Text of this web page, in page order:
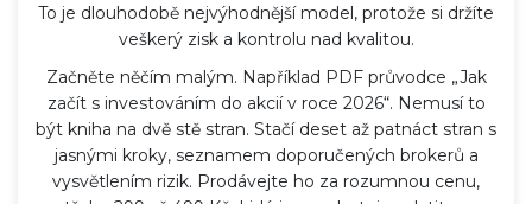
To je dlouhodobě nejvýhodnější model, protože si držíte
veškerý zisk a kontrolu nad kvalitou.
Začněte něčím malým. Například PDF průvodce „Jak
začít s investováním do akcií v roce 2026“. Nemusí to
být kniha na dvě stě stran. Stačí deset až patnáct stran s
jasnými kroky, seznamem doporučených brokerů a
vysvětlením rizik. Prodávejte ho za rozumnou cenu,